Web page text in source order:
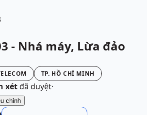
- Nhá máy, Lừa đảo
TP. HỒ CHÍ MINH
xétđã duyệt·
chỉnh